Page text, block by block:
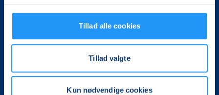
Tillad alle cookies
Tillad valgte
Kun nødvendige cookies
Det, der er vigtigt for samfundet, er vigtigt for os
Vi skaber rammerne for meningsfulde møder mellem
mere end 100.000 deltagere i hele landet med kurser,
foredrag og oplevelser.